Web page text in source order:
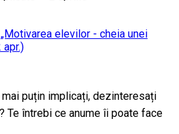
elevilor - cheia unei
puțin implicați, dezinteresați
Te întrebi ce anume îi poate face